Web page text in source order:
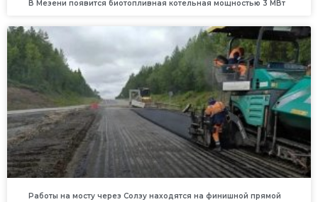
В Мезени появится биотопливная котельная мощностью 3 МВт
Работы на мосту через Солзу находятся на финишной прямой